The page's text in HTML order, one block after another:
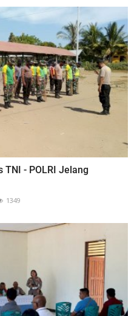
TNI - POLRI Jelang
1349